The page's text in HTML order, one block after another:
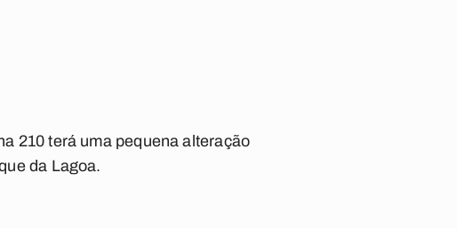
210 terá uma pequena alteração
da Lagoa.